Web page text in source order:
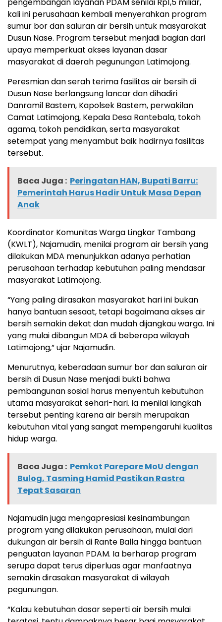
pengembangan layanan PDAM senilai Rp1,5 miliar,
kali ini perusahaan kembali menyerahkan program
sumur bor dan saluran air bersih untuk masyarakat
Dusun Nase. Program tersebut menjadi bagian dari
upaya memperkuat akses layanan dasar
masyarakat di daerah pegunungan Latimojong.
Peresmian dan serah terima fasilitas air bersih di
Dusun Nase berlangsung lancar dan dihadiri
Danramil Bastem, Kapolsek Bastem, perwakilan
Camat Latimojong, Kepala Desa Rantebala, tokoh
agama, tokoh pendidikan, serta masyarakat
setempat yang menyambut baik hadirnya fasilitas
tersebut.
Baca Juga : Peringatan HAN, Bupati Barru:
Pemerintah Harus Hadir Untuk Masa Depan
Anak
Koordinator Komunitas Warga Lingkar Tambang
(KWLT), Najamudin, menilai program air bersih yang
dilakukan MDA menunjukkan adanya perhatian
perusahaan terhadap kebutuhan paling mendasar
masyarakat Latimojong.
“Yang paling dirasakan masyarakat hari ini bukan
hanya bantuan sesaat, tetapi bagaimana akses air
bersih semakin dekat dan mudah dijangkau warga. Ini
yang mulai dibangun MDA di beberapa wilayah
Latimojong,” ujar Najamudin.
Menurutnya, keberadaan sumur bor dan saluran air
bersih di Dusun Nase menjadi bukti bahwa
pembangunan sosial harus menyentuh kebutuhan
utama masyarakat sehari-hari. Ia menilai langkah
tersebut penting karena air bersih merupakan
kebutuhan vital yang sangat mempengaruhi kualitas
hidup warga.
Baca Juga : Pemkot Parepare MoU dengan
Bulog, Tasming Hamid Pastikan Rastra
Tepat Sasaran
Najamudin juga mengapresiasi kesinambungan
program yang dilakukan perusahaan, mulai dari
dukungan air bersih di Rante Balla hingga bantuan
penguatan layanan PDAM. Ia berharap program
serupa dapat terus diperluas agar manfaatnya
semakin dirasakan masyarakat di wilayah
pegunungan.
“Kalau kebutuhan dasar seperti air bersih mulai